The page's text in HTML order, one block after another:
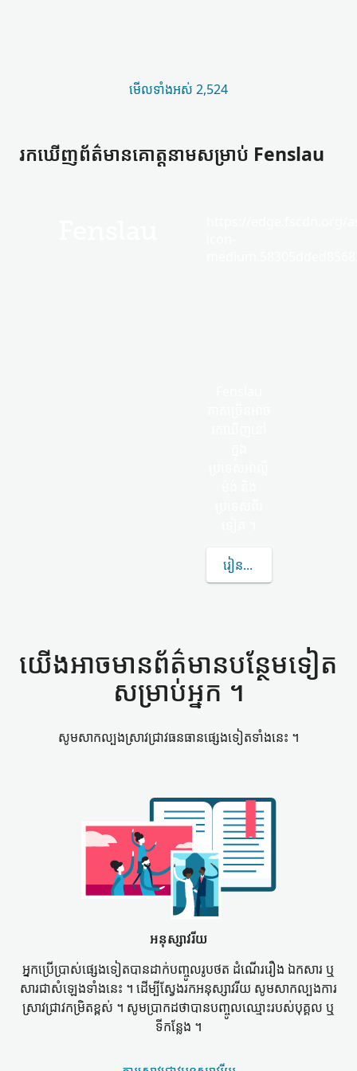
មើល​ទាំងអស់ 2,524
រកឃើញ​ព័ត៌មាន​គោត្តនាម​សម្រាប់ Fenslau
រៀន​បន្ថែម​ទៀត​អំពី
យើង​អាច​មាន​ព័ត៌មាន​បន្ថែម​ទៀត​
សម្រាប់​អ្នក ។
សូម​សាកល្បង​ស្រាវជ្រាវ​ធនធាន​ផ្សេងទៀត​ទាំងនេះ ។
អនុស្សាវរីយ
អ្នកប្រើប្រាស់​ផ្សេងទៀត​បាន​ដាក់​បញ្ចូល​រូបថត ដំណើររឿង ឯកសារ ឬ​
សារ​ជា​សំឡេង​ទាំងនេះ ។ ដើម្បី​ស្វែងរក​អនុស្សាវរីយ សូម​សាកល្បង​ការ
ស្រាវជ្រាវ​កម្រិត​ខ្ពស់ ។ សូម​ប្រាកដ​ថា​បាន​បញ្ចូល​ឈ្មោះ​របស់​បុគ្គល ឬ​
ទីកន្លែង ។